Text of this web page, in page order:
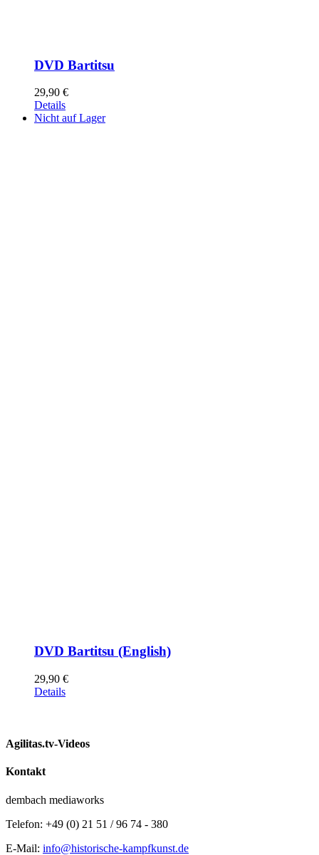
DVD Bartitsu
29,90 €
Details
Nicht auf Lager
DVD Bartitsu (English)
29,90 €
Details
Agilitas.tv-Videos
Kontakt
dembach mediaworks
Telefon: +49 (0) 21 51 / 96 74 - 380
E-Mail: info@historische-kampfkunst.de